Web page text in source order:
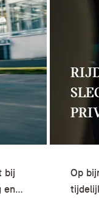
bij
en
Op